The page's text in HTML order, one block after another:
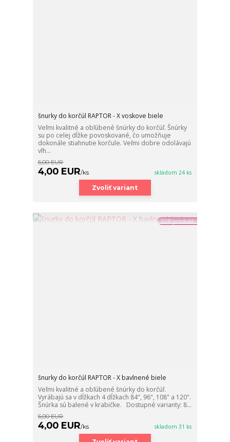
šnurky do korčúl RAPTOR - X voskove biele
Veľmi kvalitné a obľúbené šnúrky do korčúľ. Šnúrky
su po celej dĺžke povoskované, čo umožňuje
dokonále stiahnutie korčule. Veľmi dobre odolávajú
vlh...
6,00 EUR
4,00 EUR/ks skladom 24 ks
Zvoliť variant
TOP produkt
šnurky do korčúl RAPTOR - X bavlnené biele
Veľmi kvalitné a obľúbené šnúrky do korčúľ.
Vyrábajú sa v dĺžkach 4 dĺžkach 84", 96", 108" a 120".
Šnúrka sú balené v krabičke. Dostupné varianty: 8...
6,00 EUR
4,00 EUR/ks skladom 31 ks